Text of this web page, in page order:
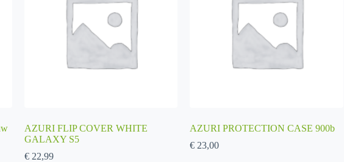
AZURI FLIP COVER WHITE
GALAXY S5
€22,99
AZURI PROTECTION CASE 900b
€ 23,00